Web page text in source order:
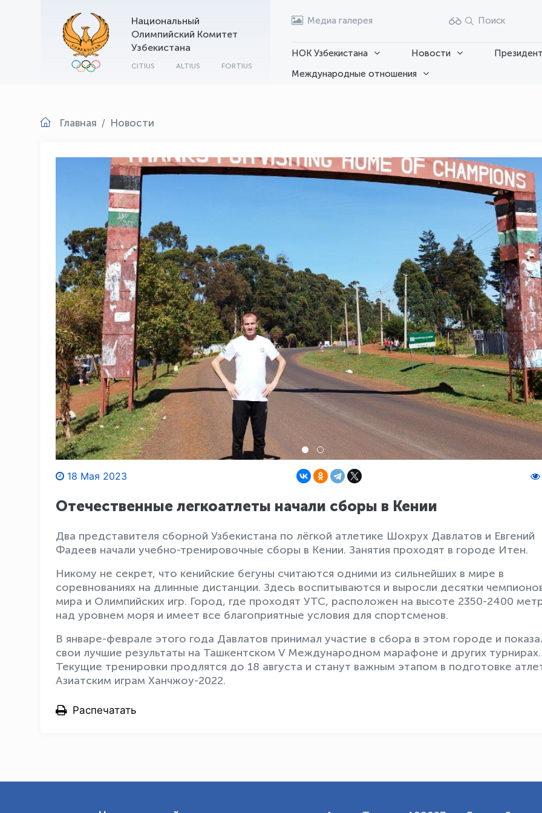
Национальный
Олимпийский Комитет
Узбекистана
CITIUS ALTIUS FORTIUS
Медиа галерея Поиск
НОК Узбекистана Новости
Международные отношения
Главная Новости
18 Мая 2023
Отечественные легкоатлеты начали сборы в Кении
Два представителя сборной Узбекистана по лёгкой атлетике Шохрух Давлатов и Евгений
Фадеев начали учебно-тренировочные сборы в Кении. Занятия проходят в городе Итен.
Никому не секрет, что кенийские бегуны считаются одними из сильнейших в мире в
соревнованиях на длинные дистанции. Здесь воспитываются и выросли десятки
мира и Олимпийских игр. Город, где проходят УТС, расположен на высоте 2350-2400
над уровнем моря и имеет все благоприятные условия для спортсменов.
В январе-феврале этого года Давлатов принимал участие в сбора в этом городе и
свои лучшие результаты на Ташкентском V Международном марафоне и других турнирах.
Текущие тренировки продлятся до 18 августа и станут важным этапом в подготовке
Азиатским играм Ханчжоу-2022.
Распечатать